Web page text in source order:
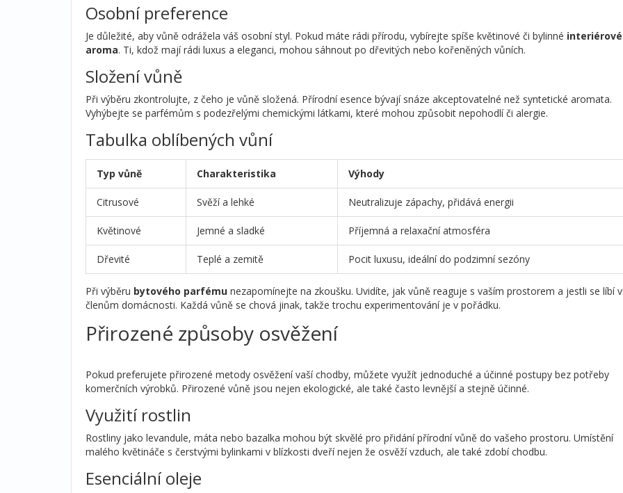
Osobní preference
Je důležité, aby vůně odrážela váš osobní styl. Pokud máte rádi přírodu, vybírejte spíše květinové či bylinné interiérové
aroma. Ti, kdož mají rádi luxus a eleganci, mohou sáhnout po dřevitých nebo kořeněných vůních.
Složení vůně
Při výběru zkontrolujte, z čeho je vůně složená. Přírodní esence bývají snáze akceptovatelné než syntetické aromata.
Vyhýbejte se parfémům s podezřelými chemickými látkami, které mohou způsobit nepohodlí či alergie.
Tabulka oblíbených vůní
Typ vůně Charakteristika Výhody
Citrusové Svěží a lehké Neutralizuje zápachy, přidává energii
Květinové Jemné a sladké Příjemná a relaxační atmosféra
Dřevité Teplé a zemitě Pocit luxusu, ideální do podzimní sezóny
Při výběru bytového parfému nezapomínejte na zkoušku. Uvidíte, jak vůně reaguje s vaším prostorem a jestli se líbí
členům domácnosti. Každá vůně se chová jinak, takže trochu experimentování je v pořádku.
Přirozené způsoby osvěžení
Pokud preferujete přirozené metody osvěžení vaší chodby, můžete využít jednoduché a účinné postupy bez potřeby
komerčních výrobků. Přirozené vůně jsou nejen ekologické, ale také často levnější a stejně účinné.
Využití rostlin
Rostliny jako levandule, máta nebo bazalka mohou být skvělé pro přidání přírodní vůně do vašeho prostoru. Umístění
malého květináče s čerstvými bylinkami v blízkosti dveří nejen že osvěží vzduch, ale také zdobí chodbu.
Esenciální oleje